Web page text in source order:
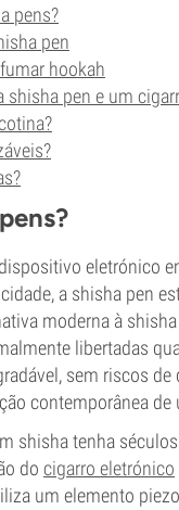
pens?
pen
hookah
shisha pen e um
eletrónico
a shisha pen
moderna à
libertadas
sem riscos
contemporânea
shisha tenha
do cigarro eletrónico
um elemento